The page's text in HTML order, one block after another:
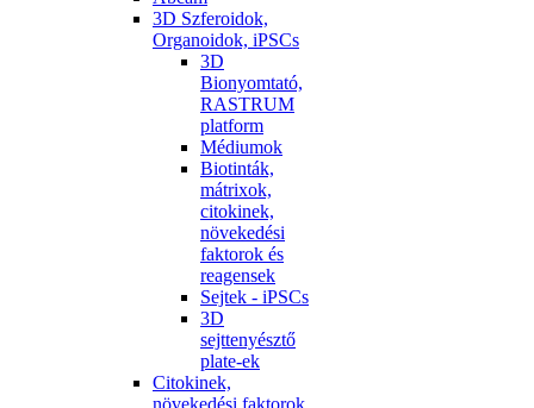
3D Szferoidok,
Organoidok, iPSCs
3D
Bionyomtató,
RASTRUM
platform
Médiumok
Biotinták,
mátrixok,
citokinek,
növekedési
faktorok és
reagensek
Sejtek - iPSCs
3D
sejttenyésztő
plate-ek
Citokinek,
növekedési faktorok